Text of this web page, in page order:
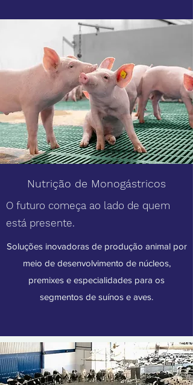
Nutrição de Monogástricos
O futuro começa ao lado de quem
está presente.
Soluções inovadoras de produção animal por
meio de desenvolvimento de núcleos,
premixes e especialidades para os
segmentos de suínos e aves.